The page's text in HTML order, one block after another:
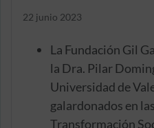
22 junio 2023
La Fundación Gil
la Dra. Pilar
Universidad de
galardonados en
Transformación